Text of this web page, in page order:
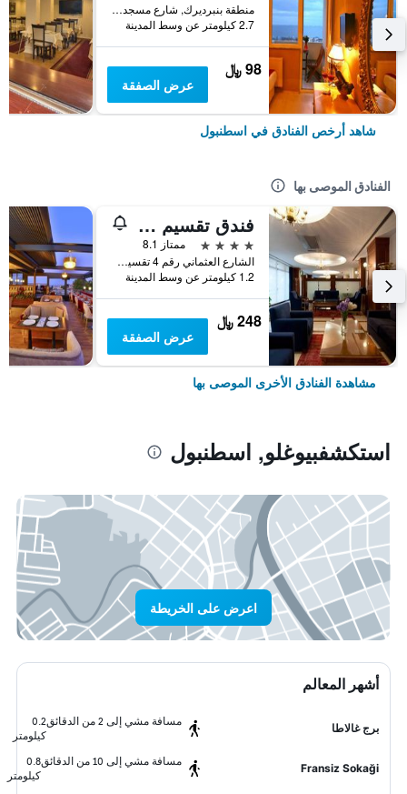
منطقة بنبرديرك, شارع مسجد كاتب سنان رقم 31, اسطنبول, تركيا
2.7 كيلومتر عن وسط المدينة
98 ﷼
عرض الصفقة
شاهد أرخص الفنادق في اسطنبول
الفنادق الموصى بها
فندق تقسيم متروبارك
4 نجوم
ممتاز 8.1
الشارع العثماني رقم 4 تقسيم, اسطنبول, تركيا
1.2 كيلومتر عن وسط المدينة
248 ﷼
عرض الصفقة
مشاهدة الفنادق الأخرى الموصى بها
استكشفبيوغلو, اسطنبول
اعرض على الخريطة
أشهر المعالم
برج غالاطا
مسافة مشي إلى 2 من الدقائق
0.2
كيلومتر
Fransiz Sokaği
مسافة مشي إلى 10 من الدقائق
0.8
كيلومتر